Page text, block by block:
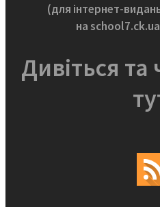
(для інтернет-
на
Дивіться та